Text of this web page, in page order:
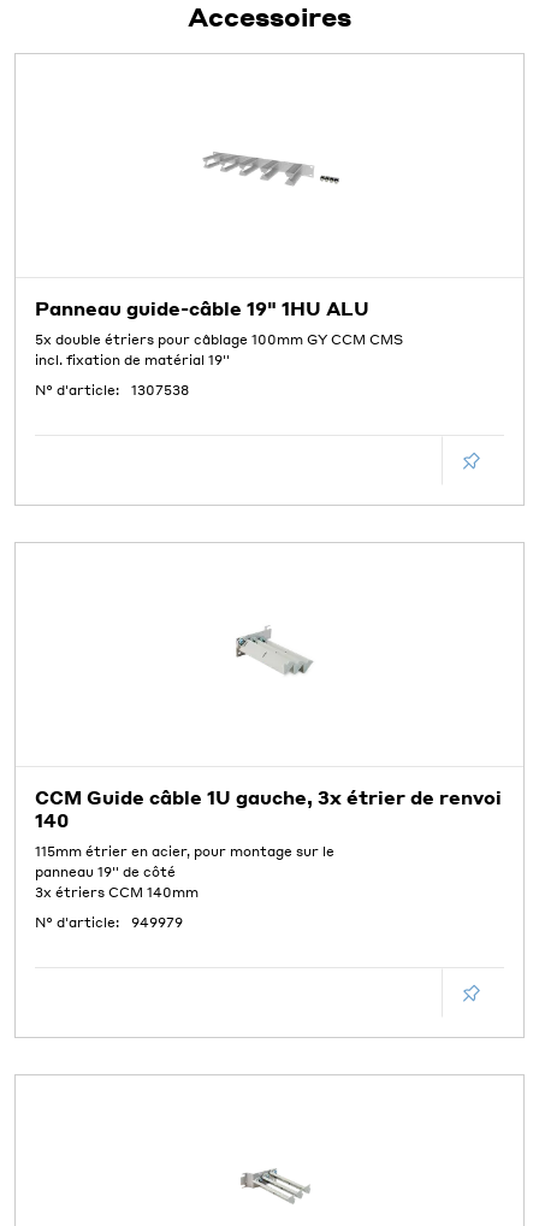
Accessoires
Panneau guide-câble 19" 1HU ALU
5x double étriers pour câblage 100mm GY CCM CMS
incl. fixation de matérial 19''
N° d'article:
1307538
CCM Guide câble 1U gauche, 3x étrier de renvoi
140
115mm étrier en acier, pour montage sur le
panneau 19'' de côté
3x étriers CCM 140mm
N° d'article:
949979